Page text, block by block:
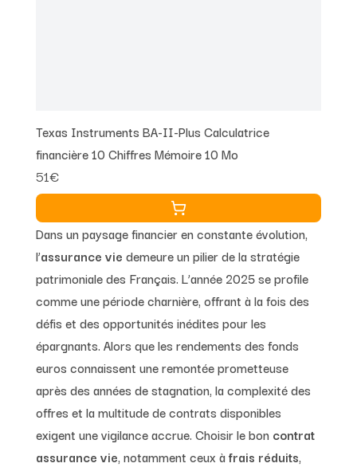
Texas Instruments BA-II-Plus Calculatrice
financière 10 Chiffres Mémoire 10 Mo
51€
Dans un paysage financier en constante évolution,
l’assurance vie demeure un pilier de la stratégie
patrimoniale des Français. L’année 2025 se profile
comme une période charnière, offrant à la fois des
défis et des opportunités inédites pour les
épargnants. Alors que les rendements des fonds
euros connaissent une remontée prometteuse
après des années de stagnation, la complexité des
offres et la multitude de contrats disponibles
exigent une vigilance accrue. Choisir le bon contrat
assurance vie, notamment ceux à frais réduits,